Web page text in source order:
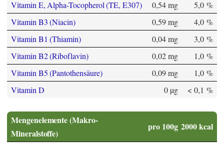
Vitamin E, Alpha-Tocopherol (TE, E307)
0,54 mg
5,0 %
Vitamin B3 (Niacin)
0,59 mg
4,0 %
Vitamin B1 (Thiamin)
0,04 mg
3,0 %
Vitamin B2 (Riboflavin)
0,02 mg
1,0 %
Vitamin B5 (Pantothensäure)
0,09 mg
1,0 %
Vitamin D
0 µg < 0,1 %
Mengenelemente (Makro-
Mineralstoffe)
pro 100g 2000 kcal